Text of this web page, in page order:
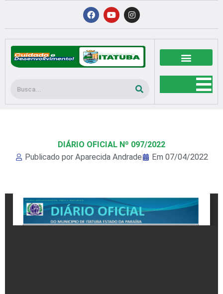
conteúdo
F
a
c
b
o
o
k
Y
o
u
u
b
e
I
n
s
a
g
r
a
Pesquisar
DIÁRIO OFICIAL Nº 097/2022
Publicado por Aparecida Andrade Em 07/04/2022